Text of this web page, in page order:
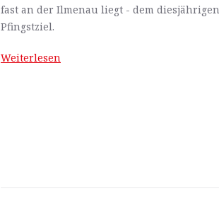
fast an der Ilmenau liegt - dem diesjährigen
Pfingstziel.
Weiterlesen